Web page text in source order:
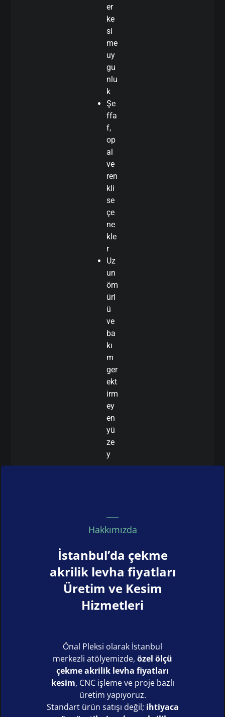
er
ke
si
me
uy
gu
nlu
k
Şe
ffa
f,
op
al
ve
ren
kli
se
çe
ne
kle
r
Uz
un
öm
ürl
ü
ve
ba
kı
m
ger
ekt
irm
ey
en
yü
ze
y
Hakkımızda
İstanbul’da çekme
akrilik levha fiyatları
Üretim ve Kesim
Hizmetleri
Önal Pleksi olarak İstanbul
merkezli atölyemizde, özel ölçü
çekme akrilik levha fiyatları
kesim, CNC işleme ve proje bazlı
üretim yapıyoruz.
Standart ürün satışı değil; ihtiyaca